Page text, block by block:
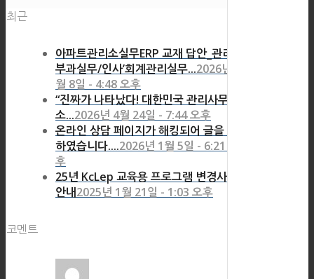
최근
아파트관리소실무ERP 교재 답안_관리비
부과실무/인사’회계관리실무...2026년 7
월 8일 - 4:48 오후
“진짜가 나타났다! 대한민국 관리사무
소...2026년 4월 24일 - 7:44 오후
온라인 상담 페이지가 해킹되어 글을 삭제
하였습니다....2026년 1월 5일 - 6:21 오
후
25년 KcLep 교육용 프로그램 변경사항
안내2025년 1월 21일 - 1:03 오후
코멘트